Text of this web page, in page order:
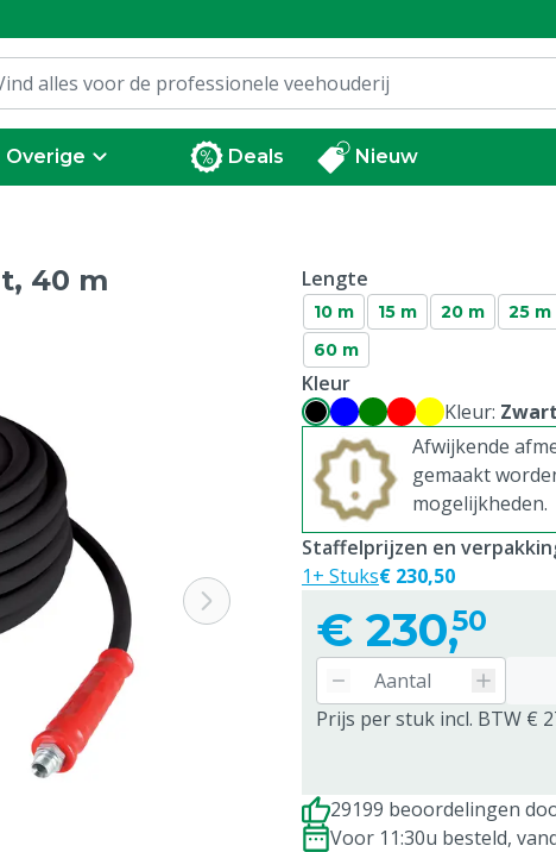
Overige Deals Nieuw
40 m Lengte
10 m 15 m 20 m 25 m
60 m
Kleur
Kleur: Zwart
Afwijkende
gemaakt
mogelijkheden.
€ 230,50
Prijs per stuk incl. BTW €
Staffelprijzen en
1+ Stuks€ 230,50
29199 beoordelingen
Voor 11:30u besteld,